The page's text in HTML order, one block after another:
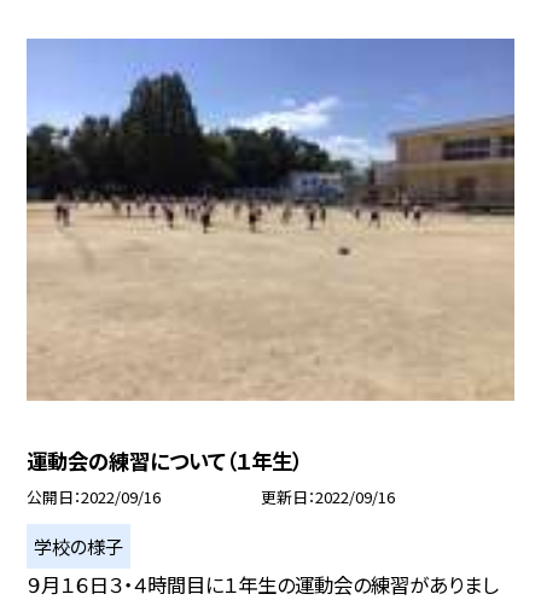
運動会の練習について（１年生）
公開日 2022/09/16 更新日 2022/09/16
学校の様子
９月１６日３・４時間目に１年生の運動会の練習がありまし